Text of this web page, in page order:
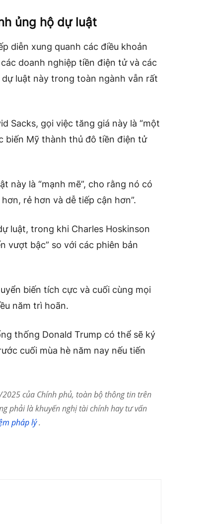
ủng hộ dự luật
diễn xung quanh các điều khoản
doanh nghiệp tiền điện tử và các
luật này trong toàn ngành vẫn rất
Sacks, gọi việc tăng giá này là “một
biến Mỹ thành thủ đô tiền điện tử
này là “mạnh mẽ”, cho rằng nó có
rẻ hơn và dễ tiếp cận hơn”.
luật, trong khi Charles Hoskinson
vượt bậc” so với các phiên bản
biến tích cực và cuối cùng mọi
năm trì hoãn.
thống Donald Trump có thể sẽ ký
cuối mùa hè năm nay nếu tiến
của Chính phủ, toàn bộ thông tin trên
phải là khuyến nghị tài chính hay tư vấn
pháp lý.